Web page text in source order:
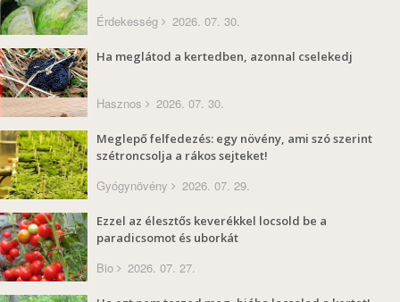
Érdekesség 2026. 07. 30.
Ha meglátod a kertedben, azonnal cselekedj
Hasznos 2026. 07. 30.
Meglepő felfedezés: egy növény, ami szó szerint
szétroncsolja a rákos sejteket!
Gyógynövény 2026. 07. 29.
Ezzel az élesztős keverékkel locsold be a
paradicsomot és uborkát
Bio 2026. 07. 27.